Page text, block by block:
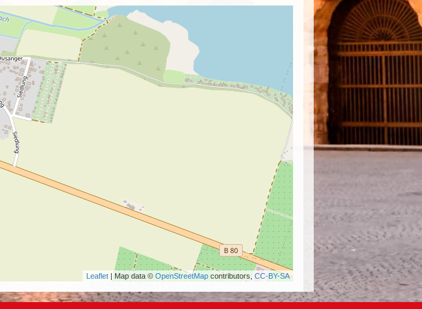
Leaflet | Map data © OpenStreetMap contributors, CC-BY-SA